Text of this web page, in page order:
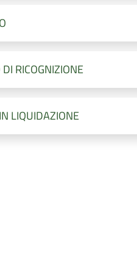
RICOGNIZIONE
LIQUIDAZIONE